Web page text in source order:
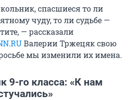
спасшиеся то ли
чуду, то ли судьбе —
— рассказали
Валерии Тржецяк свою
мы изменили их имена.
9-го класса: «К нам